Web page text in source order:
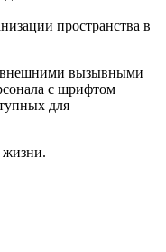
пространства в
внешними вызывными
с шрифтом
для